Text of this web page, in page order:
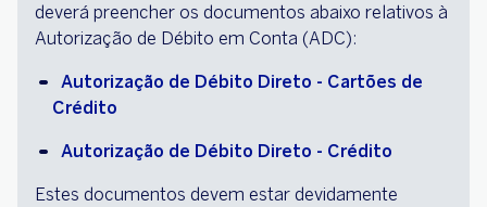
deverá preencher os documentos abaixo relativos à
Autorização de Débito em Conta (ADC):
Autorização de Débito Direto - Cartões de
Crédito
Autorização de Débito Direto - Crédito
Estes documentos devem estar devidamente